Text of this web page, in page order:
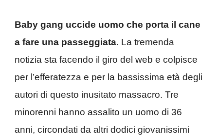
Baby gang uccide uomo che porta il cane
a fare una passeggiata. La tremenda
notizia sta facendo il giro del web e colpisce
per l’efferatezza e per la bassissima età degli
autori di questo inusitato massacro. Tre
minorenni hanno assalito un uomo di 36
anni, circondati da altri dodici giovanissimi